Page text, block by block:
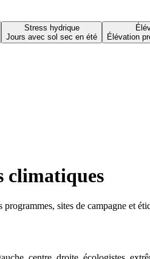
Stress hydrique
Jours avec sol sec en été
Élévation
climatiques
sites de campagne et